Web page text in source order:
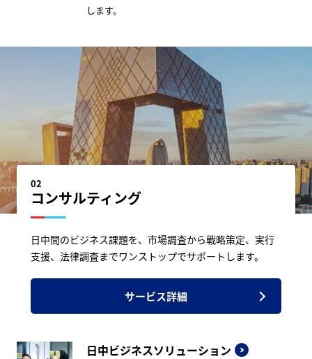
します。
02
コンサルティング
日中間のビジネス課題を、市場調査から戦略策定、実行
支援、法律調査までワンストップでサポートします。
サービス詳細
日中ビジネスソリューション